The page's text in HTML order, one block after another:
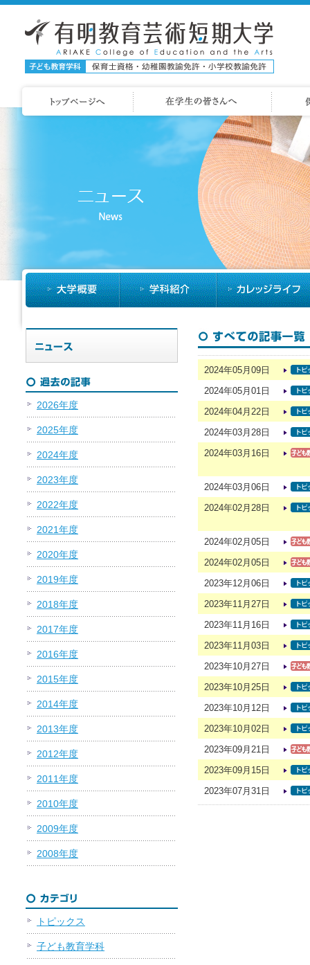
2026年度
2025年度
2024年度
2023年度
2022年度
2021年度
2020年度
2019年度
2018年度
2017年度
2016年度
2015年度
2014年度
2013年度
2012年度
2011年度
2010年度
2009年度
2008年度
トピックス
子ども教育学科
2024年05月09日
2024年05月01日
2024年04月22日
2024年03月28日
2024年03月16日
2024年03月06日
2024年02月28日
2024年02月05日
2024年02月05日
2023年12月06日
2023年11月27日
2023年11月16日
2023年11月03日
2023年10月27日
2023年10月25日
2023年10月12日
2023年10月02日
2023年09月21日
2023年09月15日
2023年07月31日